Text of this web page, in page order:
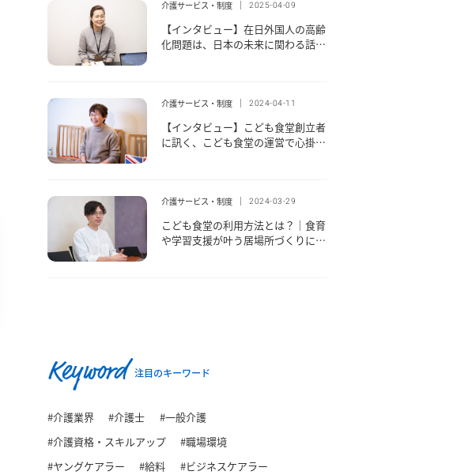
介護サービス・制度 2025-04-09
【インタビュー】在日外国人の高齢
化問題は、日本の未来に関わる話だ
介護サービス・制度 2024-04-11
【インタビュー】こども食堂創立者
に訊く、こども食堂の運営で心掛け
介護サービス・制度 2024-03-29
こども食堂の利用方法とは？｜食育
や学習支援が叶う居場所づくりに貢
Keyword 注目のキーワード
#介護業界 #介護士
#一般介護
#介護資格・スキルアップ
#職場環境
#ヤングケアラー
#給料
#ビジネスケアラー